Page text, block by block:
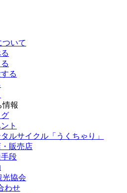
ついて
る
情報
ト
ルサイクル「うくちゃり」
販売店
段
光協会
わせ